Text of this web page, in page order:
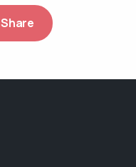
Share